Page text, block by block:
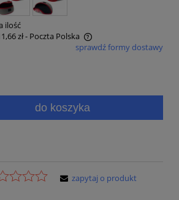
ilość
zł- Poczta Polska
kosztów płatności
sprawdź formy dostawy
do koszyka
zapytaj o produkt